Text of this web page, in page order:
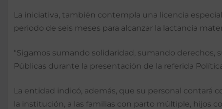
La iniciativa, también contempla una licencia
periodo de seis meses para alcanzar la lactancia
“Sigamos sumando solidaridad, sumando
Públicas durante la presentación de la referida
La entidad indicó, además, que su personal contará
la institución, a las familias con parto múltiple, hijos